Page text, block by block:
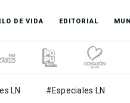
DE VIDA EDITORIAL
LN #Especiales LN